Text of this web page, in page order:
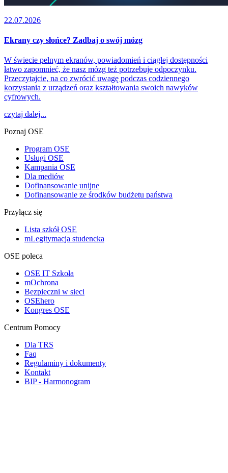
22.07.2026
Ekrany czy słońce? Zadbaj o swój mózg
W świecie pełnym ekranów, powiadomień i ciągłej dostępności
łatwo zapomnieć, że nasz mózg też potrzebuje odpoczynku.
Przeczytajcie, na co zwrócić uwagę podczas codziennego
korzystania z urządzeń oraz kształtowania swoich nawyków
cyfrowych.
czytaj dalej...
Poznaj OSE
Program OSE
Usługi OSE
Kampania OSE
Dla mediów
Dofinansowanie unijne
Dofinansowanie ze środków budżetu państwa
Przyłącz się
Lista szkół OSE
mLegitymacja studencka
OSE poleca
OSE IT Szkoła
mOchrona
Bezpieczni w sieci
OSEhero
Kongres OSE
Centrum Pomocy
Dla TRS
Faq
Regulaminy i dokumenty
Kontakt
BIP - Harmonogram